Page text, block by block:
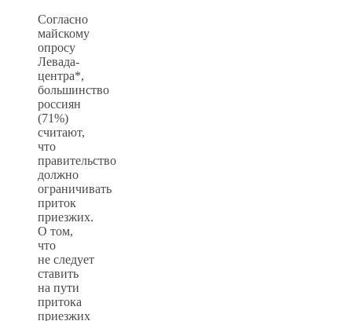
Согласно
майскому
опросу
Левада-
центра*,
большинство
россиян
(71%)
считают,
что
правительство
должно
ограничивать
приток
приезжих.
О том,
что
не следует
ставить
на пути
притока
приезжих